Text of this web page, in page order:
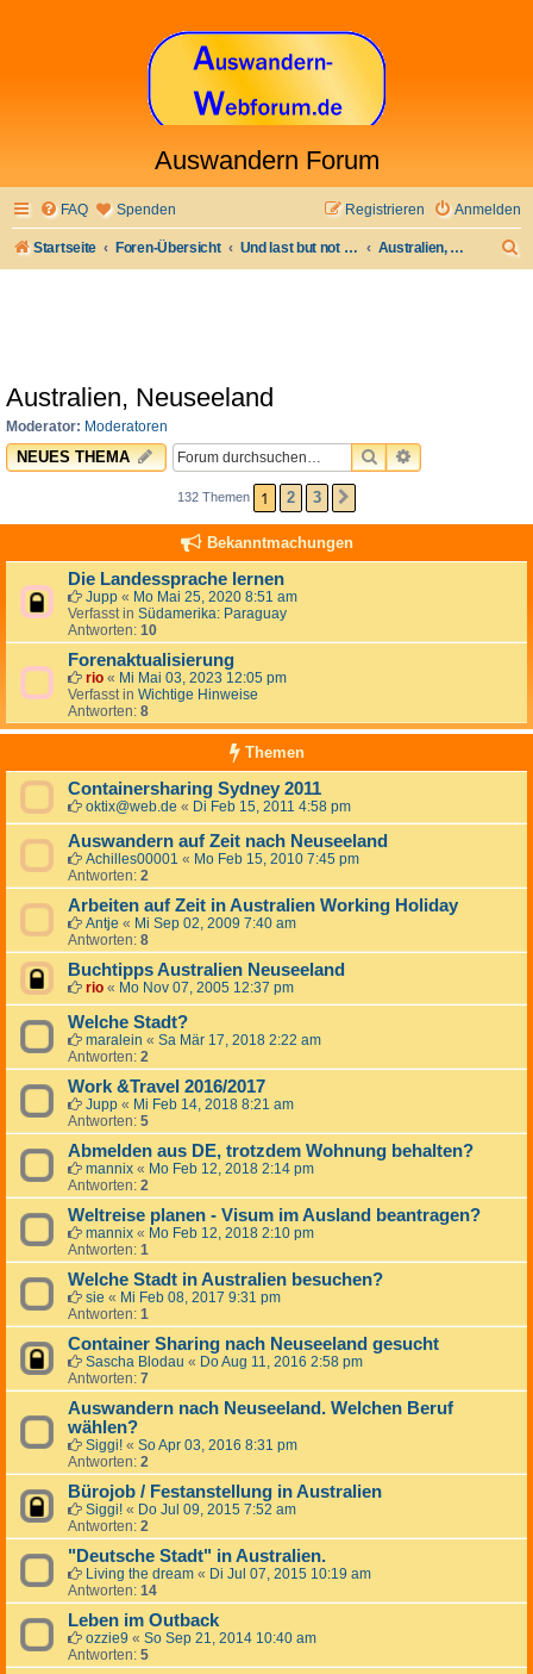
Auswandern Forum
FAQ Spenden Anmelden
Registrieren
Startseite Foren-Übersicht Und last but not least Australien, Neuseeland
Australien, Neuseeland
Moderator: Moderatoren
NEUES THEMA SUCHEERWEITERTE
132 Themen 1 2 3
Bekanntmachungen
Die Landessprache lernen
Jupp « Mo Mai 25, 2020 8:51 am
Verfasst in Südamerika: Paraguay
Antworten: 10
Forenaktualisierung
rio « Mi Mai 03, 2023 12:05 pm
Verfasst in Wichtige Hinweise
Antworten: 8
Themen
Containersharing Sydney 2011
oktix@web.de « Di Feb 15, 2011 4:58 pm
Auswandern auf Zeit nach Neuseeland
Achilles00001 « Mo Feb 15, 2010 7:45 pm
Antworten: 2
Arbeiten auf Zeit in Australien Working Holiday
Antje « Mi Sep 02, 2009 7:40 am
Antworten: 8
Buchtipps Australien Neuseeland
rio « Mo Nov 07, 2005 12:37 pm
Welche Stadt?
maralein « Sa Mär 17, 2018 2:22 am
Antworten: 2
Work &Travel 2016/2017
Jupp « Mi Feb 14, 2018 8:21 am
Antworten: 5
Abmelden aus DE, trotzdem Wohnung behalten?
mannix « Mo Feb 12, 2018 2:14 pm
Antworten: 2
Weltreise planen - Visum im Ausland beantragen?
mannix « Mo Feb 12, 2018 2:10 pm
Antworten: 1
Welche Stadt in Australien besuchen?
sie « Mi Feb 08, 2017 9:31 pm
Antworten: 1
Container Sharing nach Neuseeland gesucht
Sascha Blodau « Do Aug 11, 2016 2:58 pm
Antworten: 7
Auswandern nach Neuseeland. Welchen Beruf
wählen?
Siggi! « So Apr 03, 2016 8:31 pm
Antworten: 2
Bürojob / Festanstellung in Australien
Siggi! « Do Jul 09, 2015 7:52 am
Antworten: 2
"Deutsche Stadt" in Australien.
Living the dream « Di Jul 07, 2015 10:19 am
Antworten: 14
Leben im Outback
ozzie9 « So Sep 21, 2014 10:40 am
Antworten: 5